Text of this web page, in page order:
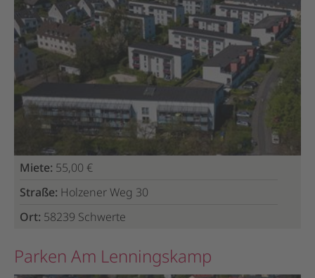
Miete: 55,00 €
Straße: Holzener Weg 30
Ort: 58239 Schwerte
Parken Am Lenningskamp